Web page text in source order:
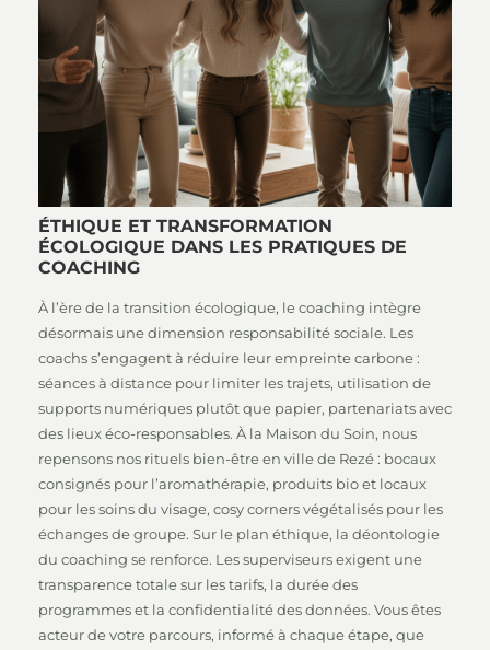
ÉTHIQUE ET TRANSFORMATION
ÉCOLOGIQUE DANS LES PRATIQUES DE
COACHING
À l’ère de la transition écologique, le coaching intègre
désormais une dimension responsabilité sociale. Les
coachs s’engagent à réduire leur empreinte carbone :
séances à distance pour limiter les trajets, utilisation de
supports numériques plutôt que papier, partenariats avec
des lieux éco-responsables. À la Maison du Soin, nous
repensons nos rituels bien-être en ville de Rezé : bocaux
consignés pour l’aromathérapie, produits bio et locaux
pour les soins du visage, cosy corners végétalisés pour les
échanges de groupe. Sur le plan éthique, la déontologie
du coaching se renforce. Les superviseurs exigent une
transparence totale sur les tarifs, la durée des
programmes et la confidentialité des données. Vous êtes
acteur de votre parcours, informé à chaque étape, que